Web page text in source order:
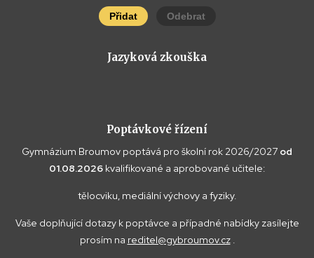
Přidat Odebrat
Jazyková zkouška
Poptávkové řízení
Gymnázium Broumov poptává pro školní rok 2026/2027 od
01.08.2026 kvalifikované a aprobované učitele:
tělocviku, mediální výchovy a fyziky.
Vaše doplňující dotazy k poptávce a případné nabídky zasílejte
prosím na reditel@gybroumov.cz.